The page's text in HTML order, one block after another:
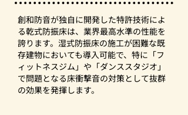
創和防音が独自に開発した特許技術によ
る乾式防振床は、業界最高水準の性能を
誇ります。湿式防振床の施工が困難な既
存建物においても導入可能で、特に「フ
ィットネスジム」や「ダンススタジオ」
で問題となる床衝撃音の対策として抜群
の効果を発揮します。